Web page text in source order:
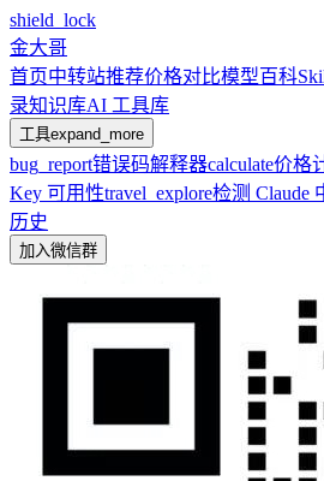
shield_lock
金大哥
首页中转站推荐价格对比模型百科
录知识库AI 工具库
工具expand_more
bug_report错误码解释器calculate价格
Key 可用性travel_explore检测 Claude
历史
加入微信群